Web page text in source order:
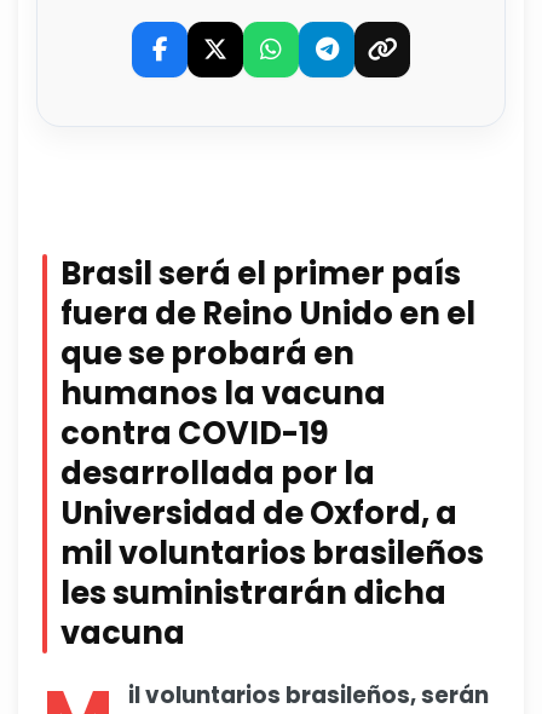
Brasil será el primer país
fuera de Reino Unido en el
que se probará en
humanos la vacuna
contra COVID-19
desarrollada por la
Universidad de Oxford, a
mil voluntarios brasileños
les suministrarán dicha
vacuna
il voluntarios brasileños, serán